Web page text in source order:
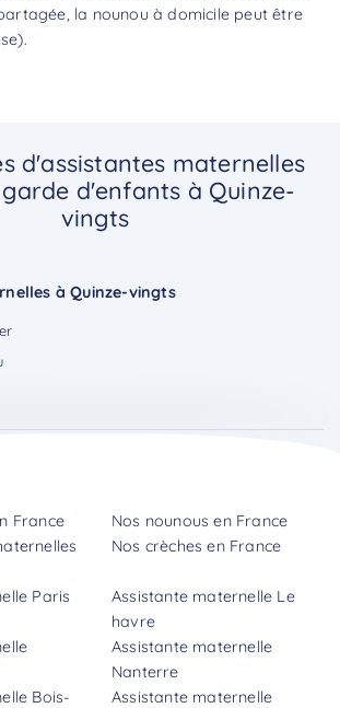
la nounou à domicile peut être
d'assistantes maternelles
d'enfants à Quinze-
vingts
à Quinze-vingts
France
Nos nounous en France
Nos crèches en France
Paris
Assistante maternelle Le
havre
Assistante maternelle
Nanterre
Bois-
Assistante maternelle